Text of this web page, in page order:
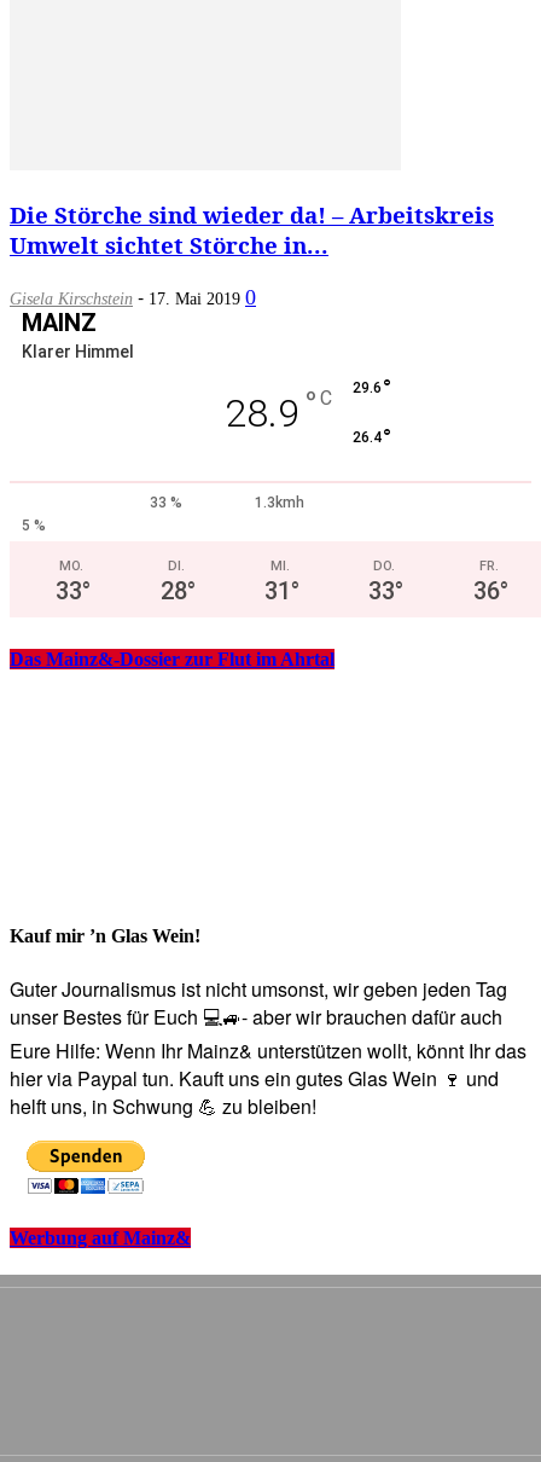
Die Störche sind wieder da! – Arbeitskreis
Umwelt sichtet Störche in...
Gisela Kirschstein - 17. Mai 2019 0
MAINZ
Klarer Himmel
28.9 ° C 29.6 °
26.4°
33 %
1.3kmh
5 %
MO.
33°
DI.
28°
MI.
31°
DO.
33°
FR.
36°
Das Mainz&-Dossier zur Flut im Ahrtal
Kauf mir ’n Glas Wein!
Guter Journalismus ist nicht umsonst, wir geben jeden Tag
unser Bestes für Euch 💻🚙- aber wir brauchen dafür auch
Eure Hilfe: Wenn Ihr Mainz& unterstützen wollt, könnt Ihr das
hier via Paypal tun. Kauft uns ein gutes Glas Wein 🍷 und
helft uns, in Schwung 💪 zu bleiben!
Werbung auf Mainz&